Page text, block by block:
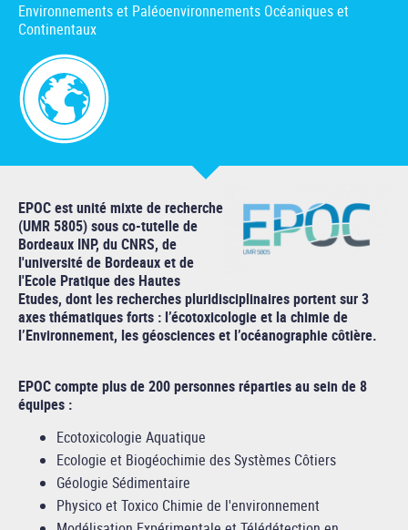
Environnements et Paléoenvironnements Océaniques et
Continentaux
EPOC est unité mixte de recherche
(UMR 5805) sous co-tutelle de
Bordeaux INP, du CNRS, de
l'université de Bordeaux et de
l'Ecole Pratique des Hautes
Etudes, dont les recherches pluridisciplinaires portent sur 3
axes thématiques forts : l’écotoxicologie et la chimie de
l’Environnement, les géosciences et l’océanographie côtière.
EPOC compte plus de 200 personnes réparties au sein de 8
équipes :
Ecotoxicologie Aquatique
Ecologie et Biogéochimie des Systèmes Côtiers
Géologie Sédimentaire
Physico et Toxico Chimie de l'environnement